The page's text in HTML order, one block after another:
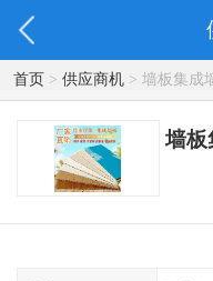
首页> 供应商机> 墙板集成
墙板